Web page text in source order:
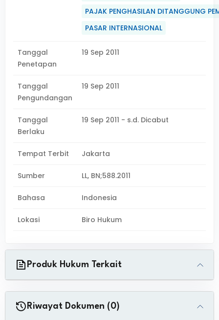
PAJAK PENGHASILAN DITANGGUNG
PASAR INTERNASIONAL
Tanggal
Penetapan
19 Sep 2011
Tanggal
Pengundangan
19 Sep 2011
Tanggal
Berlaku
19 Sep 2011 - s.d. Dicabut
Tempat Terbit Jakarta
Sumber LL, BN;588.2011
Bahasa Indonesia
Lokasi Biro Hukum
Produk Hukum Terkait
Riwayat Dokumen (0)